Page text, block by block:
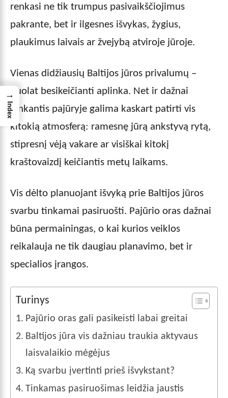
renkasi ne tik trumpus pasivaikščiojimus
pakrante, bet ir ilgesnes išvykas, žygius,
plaukimus laivais ar žvejybą atviroje jūroje.
Vienas didžiausių Baltijos jūros privalumų –
nuolat besikeičianti aplinka. Net ir dažnai
lankantis pajūryje galima kaskart patirti vis
kitokią atmosferą: ramesnę jūrą ankstyvą rytą,
stipresnį vėją vakare ar visiškai kitokį
kraštovaizdį keičiantis metų laikams.
Vis dėlto planuojant išvyką prie Baltijos jūros
svarbu tinkamai pasiruošti. Pajūrio oras dažnai
būna permainingas, o kai kurios veiklos
reikalauja ne tik daugiau planavimo, bet ir
specialios įrangos.
Turinys
Pajūrio oras gali pasikeisti labai greitai
Baltijos jūra vis dažniau traukia aktyvaus
laisvalaikio mėgėjus
Ką svarbu įvertinti prieš išvykstant?
Tinkamas pasiruošimas leidžia jaustis
→
Index